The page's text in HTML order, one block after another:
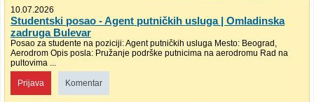
10.07.2026
Studentski posao - Agent putničkih usluga | Omladinska
zadruga Bulevar
Posao za studente na poziciji: Agent putničkih usluga Mesto: Beograd,
Aerodrom Opis posla: Pružanje podrške putnicima na aerodromu Rad na
pultovima ...
Prijava Komentar